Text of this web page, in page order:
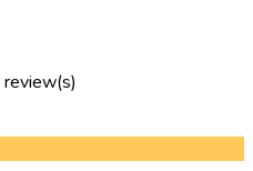
review(s)